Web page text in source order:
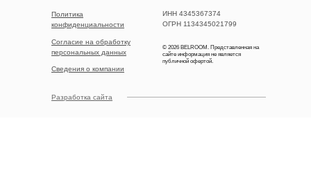
Согласие на обработку
персональных данных
Политика
конфиденциальности
© 2026 BELROOM. Представленная на
сайте информация не является
публичной офертой.
ИНН 4345367374
ОГРН 1134345021799
Сведения о компании
Разработка сайта